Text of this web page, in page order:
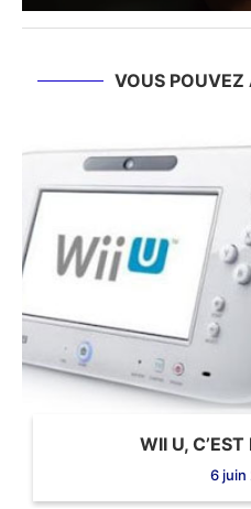
VOUS POUVEZ
WII U,
6 juin